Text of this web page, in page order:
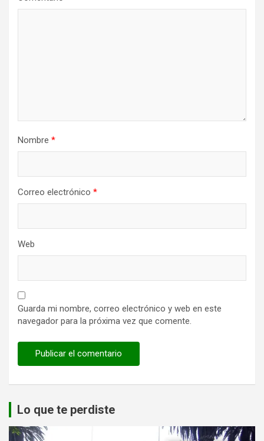
Nombre *
Correo electrónico *
Web
Guarda mi nombre, correo electrónico y web en este
navegador para la próxima vez que comente.
Lo que te perdiste